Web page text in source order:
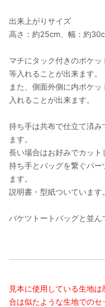
出来上がりサイズ
高さ：約25cm、幅：約
マチにタック付きのポケ
等入れることが出来ます。
また、側面外側に内ポケ
入れることが出来ます。
持ち手は共布で仕立て済
ます。
長い場合はお好みでカット
持ち手とバッグを繋ぐパー
ます。
説明書・型紙ついています。
バケツトートバッグと並ん
見本に使用している生地
合は似たような生地でのセ